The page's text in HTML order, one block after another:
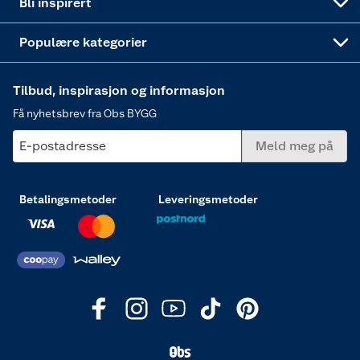
Populære kategorier
Tilbud, inspirasjon og informasjon
Få nyhetsbrev fra Obs BYGG
E-postadresse Meld meg på
Betalingsmetoder Leveringsmetoder